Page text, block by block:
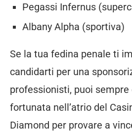
Pegassi Infernus
Albany Alpha (sportiva)
Se la tua fedina penale ti
candidarti per una
professionisti, puoi
fortunata nell’atrio del
Diamond per provare a